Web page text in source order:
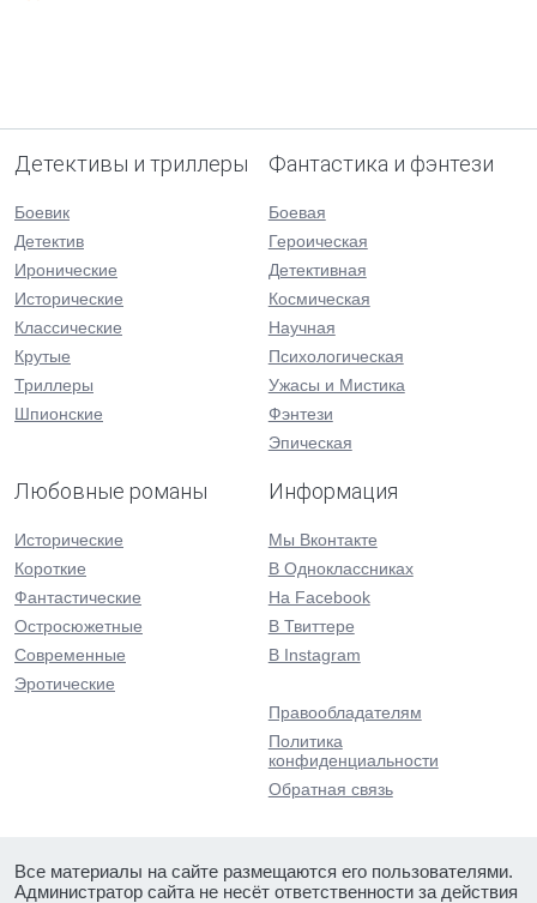
Детективы и триллеры
Боевик
Детектив
Иронические
Исторические
Классические
Крутые
Триллеры
Шпионские
Фантастика и фэнтези
Боевая
Героическая
Детективная
Космическая
Научная
Психологическая
Ужасы и Мистика
Фэнтези
Эпическая
Любовные романы
Исторические
Короткие
Фантастические
Остросюжетные
Современные
Эротические
Информация
Мы Вконтакте
В Одноклассниках
На Facebook
В Твиттере
В Instagram
Правообладателям
Политика
конфиденциальности
Обратная связь
Все материалы на сайте размещаются его пользователями.
Администратор сайта не несёт ответственности за действия